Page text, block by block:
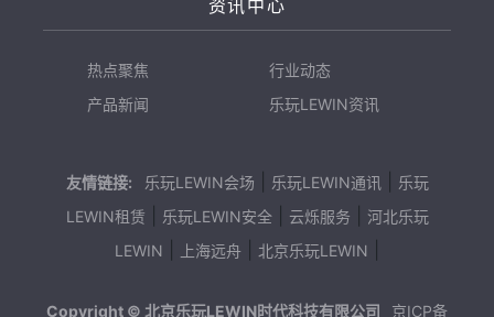
资讯中心
热点聚焦
行业动态
产品新闻
乐玩LEWIN资讯
友情链接: 乐玩LEWIN会场 乐玩LEWIN通讯|
乐玩
LEWIN租赁
乐玩LEWIN安全| 云烁服务
河北乐玩
LEWIN
上海远舟 北京乐玩LEWIN
Copyright © 北京乐玩LEWIN时代科技有限公司 京ICP备